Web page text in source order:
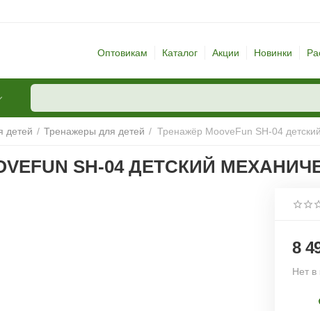
Оптовикам Каталог Акции Новинки
детей / Тренажеры для детей / Тренажёр MooveFun SH-04
SH-04 ДЕТСКИЙ
8
Нет в